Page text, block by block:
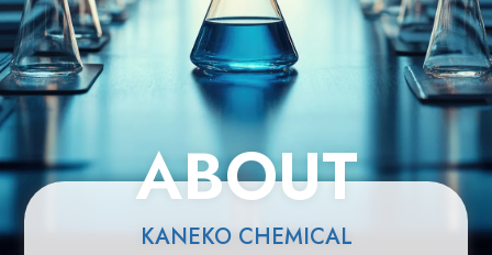
ABOUT
KANEKO CHEMICAL